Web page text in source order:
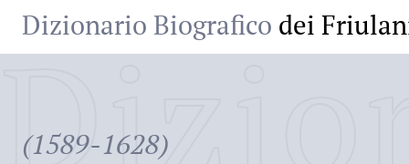
Dizionario Biografico dei
(1589-1628)